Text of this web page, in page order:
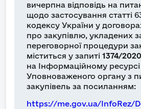
вичерпна відповідь на
щодо застосування статті
кодексу України у
про закупівлю, укладених
переговорної процедури
міститься у запиті 1374/2020
на Інформаційному ресурсі
Уповноваженого органу з
закупівель за посиланням:
https://me.gov.ua/InfoRez/